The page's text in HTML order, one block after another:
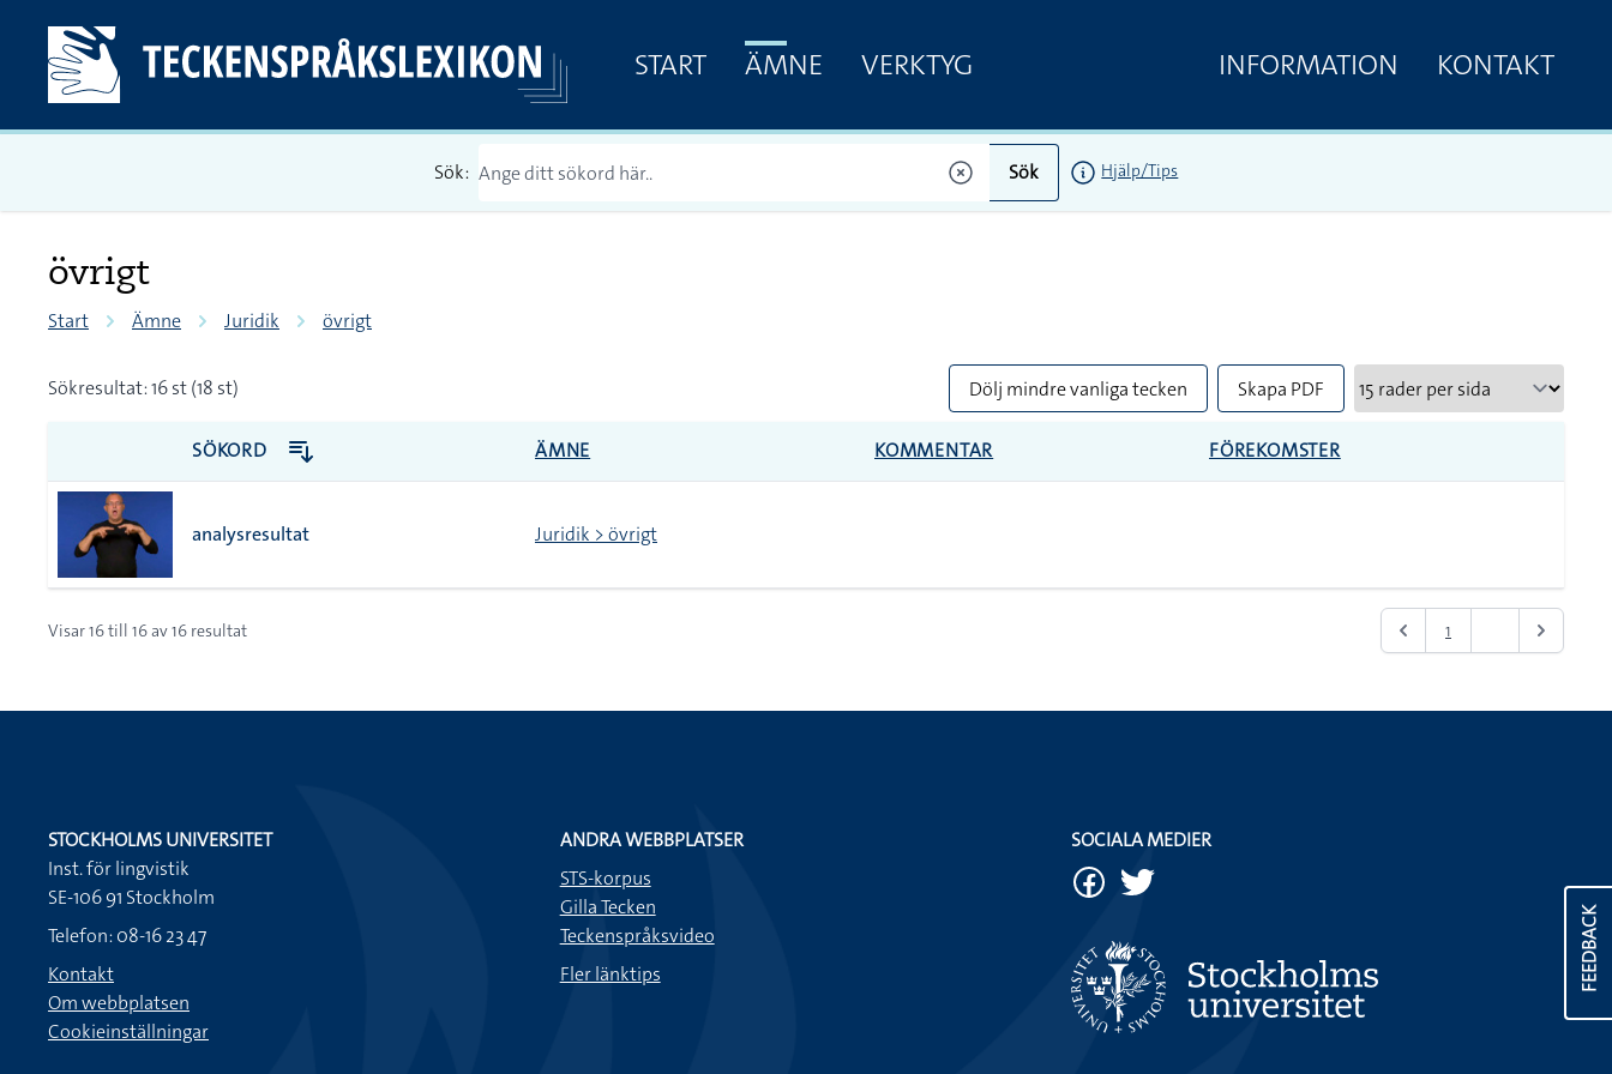
START ÄMNE VERKTYG INFORMATION KONTAKT
Sök: Sök Hjälp/Tips
övrigt
Start Ämne Juridik övrigt
Sökresultat: 16 st (18 st) Dölj mindre vanliga tecken Skapa PDF
SÖKORD ÄMNE KOMMENTAR FÖREKOMSTER
analysresultat Juridik > övrigt
Visar16till 16av16 resultat 1
FEEDBACK
STOCKHOLMS UNIVERSITET
Inst. för lingvistik
SE-106 91 Stockholm
Telefon: 08-16 23 47
Kontakt
Om webbplatsen
Cookieinställningar
ANDRA WEBBPLATSER
STS-korpus
Gilla Tecken
Teckenspråksvideo
Fler länktips
SOCIALA MEDIER